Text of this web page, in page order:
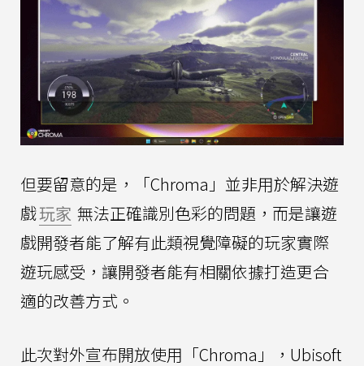
但要留意的是，「Chroma」並非用於解決遊
戲玩家 無法正確識別色彩的問題，而是讓遊
戲開發者能了解有此類視覺障礙的玩家實際
遊玩感受，讓開發者能有相關依據打造更合
適的改善方式。
此次對外宣布開放使用「Chroma」，Ubisoft